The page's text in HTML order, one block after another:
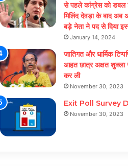
से पहले कांग्रेस को डबल
मिलिंद देवड़ा के बाद
बड़े नेता ने पद से दिया
January 14, 2024
जातिगत और धार्मिक
आहत छात्र अक्षत शुक्ला
कर ली
November 30, 2023
Exit Poll Survey
November 30, 2023